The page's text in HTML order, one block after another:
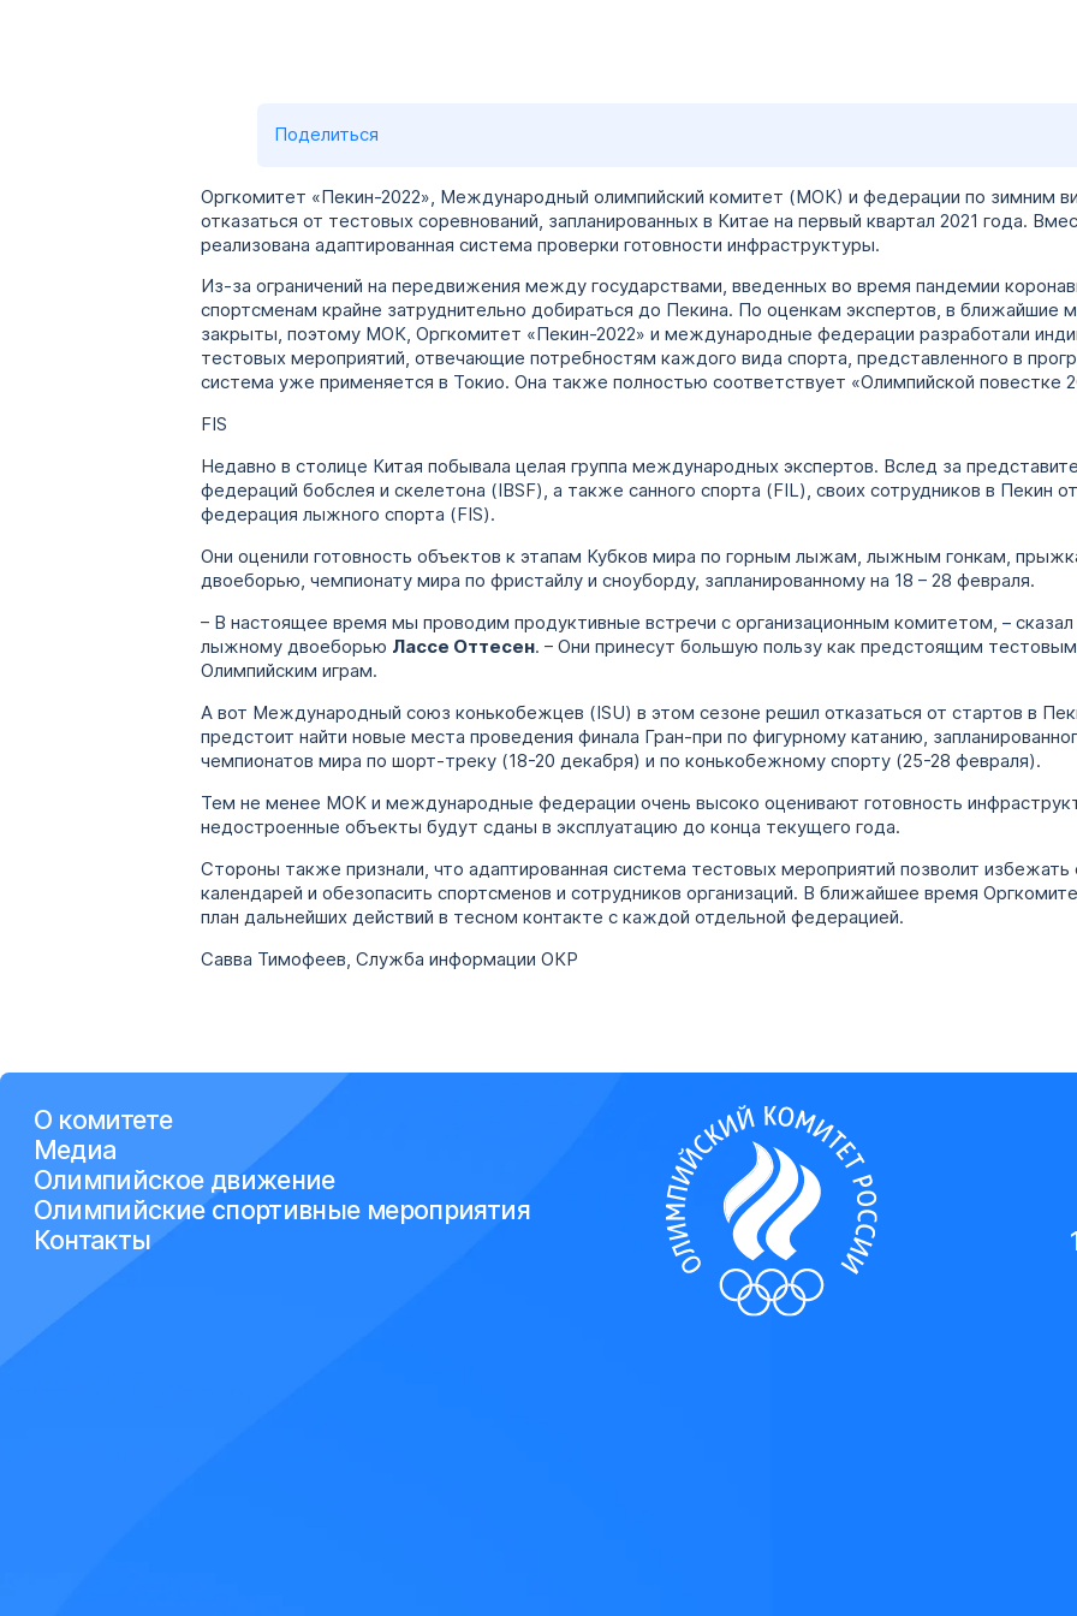
Поделиться
Оргкомитет «Пекин-2022», Международный олимпийский комитет (МОК) и федерации по зимним
отказаться от тестовых соревнований, запланированных в Китае на первый квартал 2021 года.
реализована адаптированная система проверки готовности инфраструктуры.
Из-за ограничений на передвижения между государствами, введенных во время пандемии
спортсменам крайне затруднительно добираться до Пекина. По оценкам экспертов, в ближайшие
закрыты, поэтому МОК, Оргкомитет «Пекин-2022» и международные федерации разработали
тестовых мероприятий, отвечающие потребностям каждого вида спорта, представленного в
система уже применяется в Токио. Она также полностью соответствует «Олимпийской повестке
FIS
Недавно в столице Китая побывала целая группа международных экспертов. Вслед за
федераций бобслея и скелетона (IBSF), а также санного спорта (FIL), своих сотрудников в Пекин
федерация лыжного спорта (FIS).
Они оценили готовность объектов к этапам Кубков мира по горным лыжам, лыжным гонкам,
двоеборью, чемпионату мира по фристайлу и сноуборду, запланированному на 18 – 28 февраля.
– В настоящее время мы проводим продуктивные встречи с организационным комитетом, –
лыжному двоеборью Лассе Оттесен. – Они принесут большую пользу как предстоящим
Олимпийским играм.
А вот Международный союз конькобежцев (ISU) в этом сезоне решил отказаться от стартов в
предстоит найти новые места проведения финала Гран-при по фигурному катанию,
чемпионатов мира по шорт-треку (18-20 декабря) и по конькобежному спорту (25-28 февраля).
Тем не менее МОК и международные федерации очень высоко оценивают готовность
недостроенные объекты будут сданы в эксплуатацию до конца текущего года.
Стороны также признали, что адаптированная система тестовых мероприятий позволит избежать
календарей и обезопасить спортсменов и сотрудников организаций. В ближайшее время
план дальнейших действий в тесном контакте с каждой отдельной федерацией.
Савва Тимофеев, Служба информации ОКР
О комитете
Медиа
Олимпийское движение
Олимпийские спортивные мероприятия
Контакты